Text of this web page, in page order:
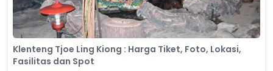
Klenteng Tjoe Ling Kiong : Harga Tiket, Foto, Lokasi,
Fasilitas dan Spot